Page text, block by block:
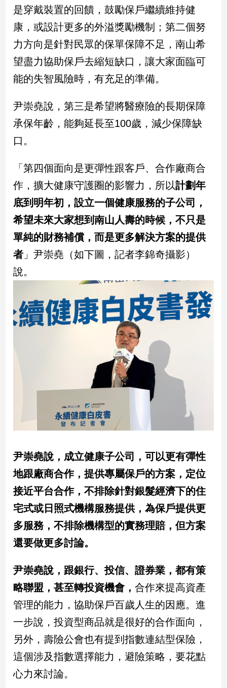
建
築/
室
內
設
計
旅
美
星
座/
理
費
健
康/
親
子/
感
情
藝
文
創
／
運
寵
物
Pet
影
音
專
合
作
稿
是穿戴裝置的回饋，鼓勵保戶繼續維持健
康，或設計更多的外溢獎勵機制；第二個努
力方向是針對民眾的保單保障不足，南山希
望盡力協助保戶去縮短缺口，讓大家面臨可
能的失智風險時，有充足的準備。
尹崇堯說，第三是希望將醫療險的長期保障
承保年齡，能夠延長至100歲，減少保障缺
口。
「第四個面向是更彈性跟客戶、合作廠商合
作，擴大健康守護圈的影響力，所以計劃年
底到明年初，設立一個健康服務的子公司，
希望未來大家想到南山人壽的時候，不只是
單純的財務補償，而是更多解決方案的提供
者 」尹崇堯（如下圖，記者李錦奇攝影）
說。
尹崇堯說，成立健康子公司，可以更有彈性
地跟廠商合作，提供專屬保戶的方案，定位
接近平台合作，不排除針對銀髮經濟下的住
宅式或日照式機構服務提供，為保戶提供更
多服務，不排除機構型的實務理賠，但方案
還要做更多討論。
尹崇堯說，跟銀行、投信、證券業，都有策
略聯盟，甚至轉投資機會，合作來提高資產
管理的能力，協助保戶百歲人生的因應。進
一步說，投資型商品就是很好的合作面向，
另外，壽險公會也有提到指數連結型保險，
這個涉及指數選擇能力，避險策略，要花點
心力來討論。